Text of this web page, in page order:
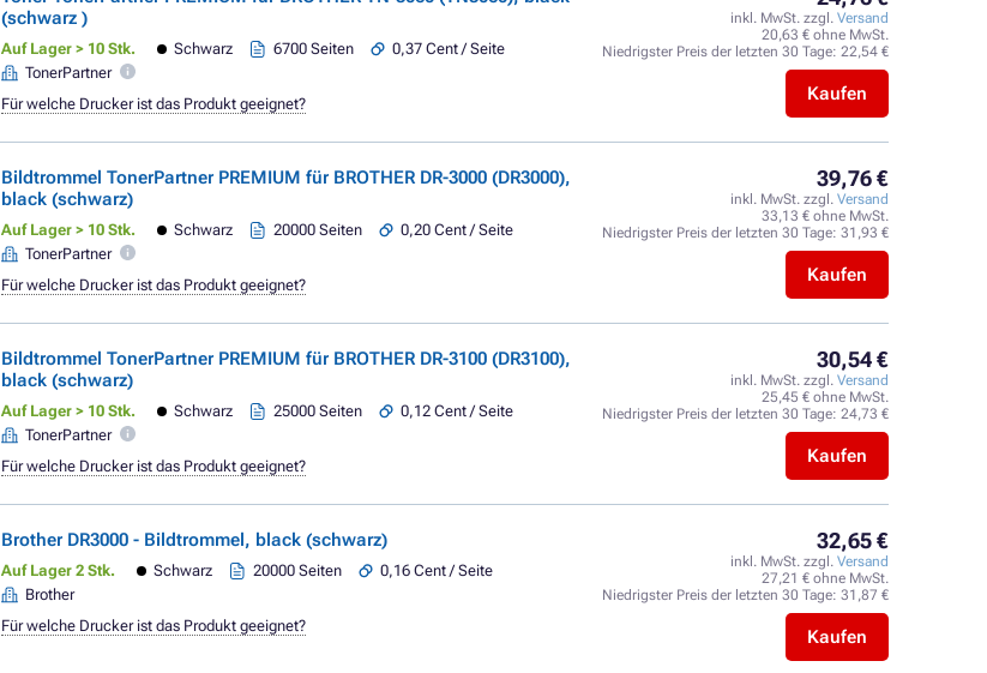
(schwarz )
Auf Lager > 10 Stk. Schwarz 6700 Seiten
0,37 Cent / Seite
TonerPartner
inkl. MwSt. zzgl. Versand
20,63 € ohne MwSt.
Niedrigster Preis der letzten 30 Tage: 22,54 €
Kaufen
Für welche Drucker ist das Produkt geeignet?
Bildtrommel TonerPartner PREMIUM für BROTHER DR-3000 (DR3000),
black (schwarz)
Auf Lager > 10 Stk. Schwarz 20000 Seiten
0,20 Cent / Seite
TonerPartner
39,76 €
inkl. MwSt. zzgl. Versand
33,13 € ohne MwSt.
Niedrigster Preis der letzten 30 Tage: 31,93 €
Kaufen
Für welche Drucker ist das Produkt geeignet?
Bildtrommel TonerPartner PREMIUM für BROTHER DR-3100 (DR3100),
black (schwarz)
Auf Lager > 10 Stk. Schwarz 25000 Seiten
0,12 Cent / Seite
TonerPartner
30,54 €
inkl. MwSt. zzgl. Versand
25,45 € ohne MwSt.
Niedrigster Preis der letzten 30 Tage: 24,73 €
Kaufen
Für welche Drucker ist das Produkt geeignet?
Brother DR3000 - Bildtrommel, black (schwarz)
Auf Lager 2 Stk. Schwarz 20000 Seiten
0,16 Cent / Seite
Brother
32,65 €
inkl. MwSt. zzgl. Versand
27,21 € ohne MwSt.
Niedrigster Preis der letzten 30 Tage: 31,87 €
Kaufen
Für welche Drucker ist das Produkt geeignet?